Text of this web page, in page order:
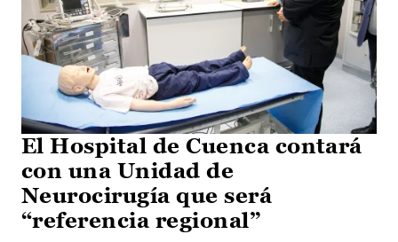
El Hospital de Cuenca contará
con una Unidad de
Neurocirugía que será
“referencia regional”